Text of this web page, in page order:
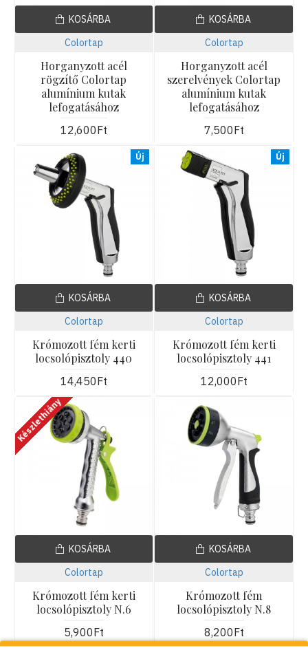
Colortap
Horganyzott acél
rögzítő Colortap
alumínium kutak
lefogatásához
12,600Ft
KOSÁRBA
Colortap
Horganyzott acél
szerelvények Colortap
alumínium kutak
lefogatásához
7,500Ft
KOSÁRBA
Új
Colortap
Krómozott fém kerti
locsolópisztoly 440
14,450Ft
KOSÁRBA
Új
Colortap
Krómozott fém kerti
locsolópisztoly 441
12,000Ft
KOSÁRBA
Készlethiány
Colortap
Krómozott fém kerti
locsolópisztoly N.6
5,900Ft
KOSÁRBA
Colortap
Krómozott fém
locsolópisztoly N.8
8,200Ft
KOSÁRBA